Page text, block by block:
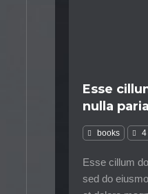
Esse
nulla
books 4
Esse cillum
sed do